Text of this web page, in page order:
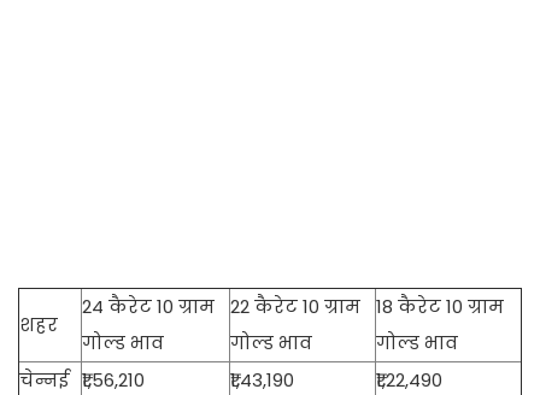
शहर
24 कैरेट 10 ग्राम
गोल्ड भाव
22 कैरेट 10 ग्राम
गोल्ड भाव
18 कैरेट 10 ग्राम
गोल्ड भाव
चेन्नई ₹1,56,210 ₹1,43,190
₹1,22,490